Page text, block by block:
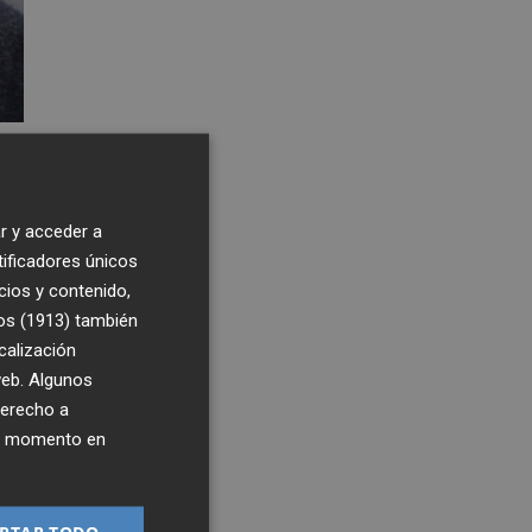
y acceder a
únicos
y contenido,
(1913) también
Algunos
a
momento en